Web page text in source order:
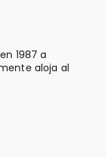
1987 a
aloja al